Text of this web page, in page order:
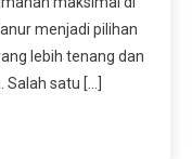
menjadi pilihan
lebih tenang dan
satu […]